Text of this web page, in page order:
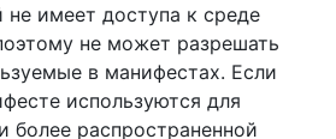
не имеет доступа к среде
не может разрешать
в манифестах. Если
используются для
более распространенной